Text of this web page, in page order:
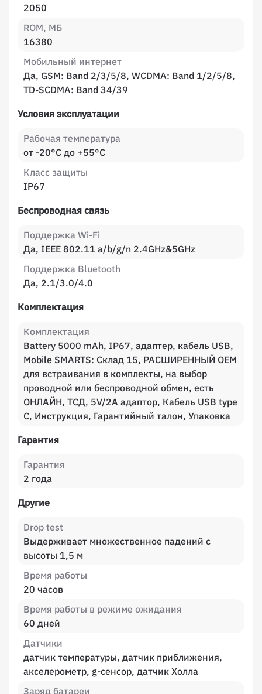
2050
ROM, МБ
16380
Мобильный интернет
Да, GSM: Band 2/3/5/8, WCDMA: Band 1/2/5/8,
TD-SCDMA: Band 34/39
Условия эксплуатации
Рабочая температура
от -20°C до +55°C
Класс защиты
IP67
Беспроводная связь
Поддержка Wi-Fi
Да, IEEE 802.11 a/b/g/n 2.4GHz&5GHz
Поддержка Bluetooth
Да, 2.1/3.0/4.0
Комплектация
Комплектация
Battery 5000 mAh, IP67, адаптер, кабель USB,
Mobile SMARTS: Склад 15, РАСШИРЕННЫЙ OEM
для встраивания в комплекты, на выбор
проводной или беспроводной обмен, есть
ОНЛАЙН, ТСД, 5V/2A адаптор, Кабель USB type
С, Инструкция, Гарантийный талон, Упаковка
Гарантия
Гарантия
2 года
Другие
Drop test
Выдерживает множественное падений с
высоты 1,5 м
Время работы
20 часов
Время работы в режиме ожидания
60 дней
Датчики
датчик температуры, датчик приближения,
акселерометр, g-сенсор, датчик Холла
Заряд батареи